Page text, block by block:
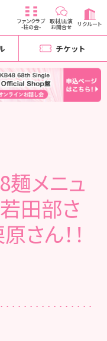
ファンクラブ
-柱の会-
取材/出演
お問合せ リクルート
チケット
メニュ
田部さ
さん！！